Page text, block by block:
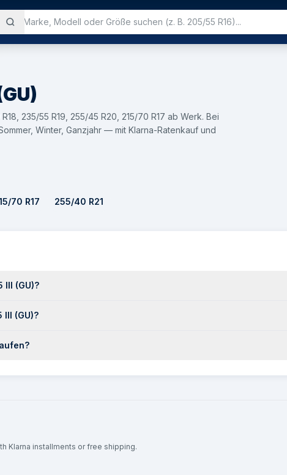
235/55 R19, 255/45 R20, 215/70 R17 ab Werk. Bei
Winter, Ganzjahr — mit Klarna-Ratenkauf und
70 R17 255/40 R21
III (GU)?
(GU)?
Klarna installments or free shipping.